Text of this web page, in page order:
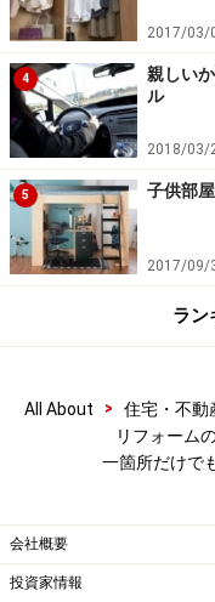
2017/03/
4
親しい
ル
2018/03/
5 子供部
2017/09/
ラン
All About > 住宅・不動
リフォーム
一箇所だけで
会社概要
投資家情報